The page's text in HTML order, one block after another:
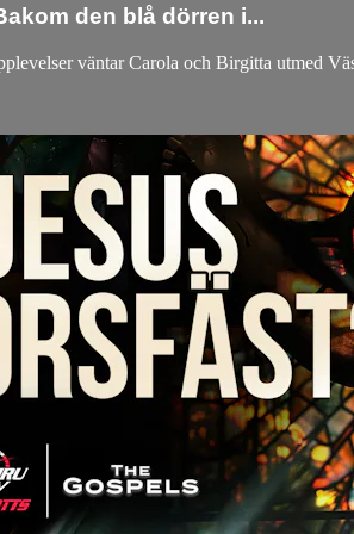
den blå dörren i...
väntar Carola och Birgitta utmed